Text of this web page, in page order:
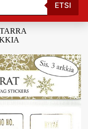
ETSI